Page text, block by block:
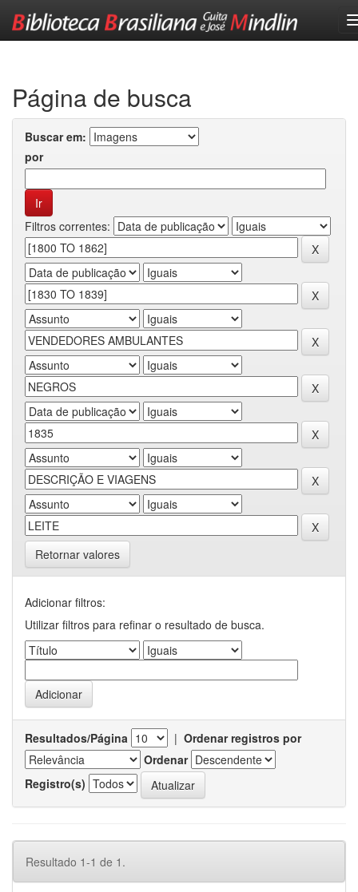
Página de busca
Buscar em:
por
Filtros correntes:
Retornar valores
Adicionar filtros:
Utilizar filtros para refinar o resultado de busca.
Resultados/Página | Ordenar registros por
Ordenar
Registro(s)
Resultado 1-1 de 1.